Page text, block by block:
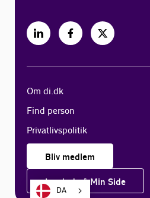
Om di.dk
Find person
Privatlivspolitik
Bliv medlem
Log ind på Min Side
DA